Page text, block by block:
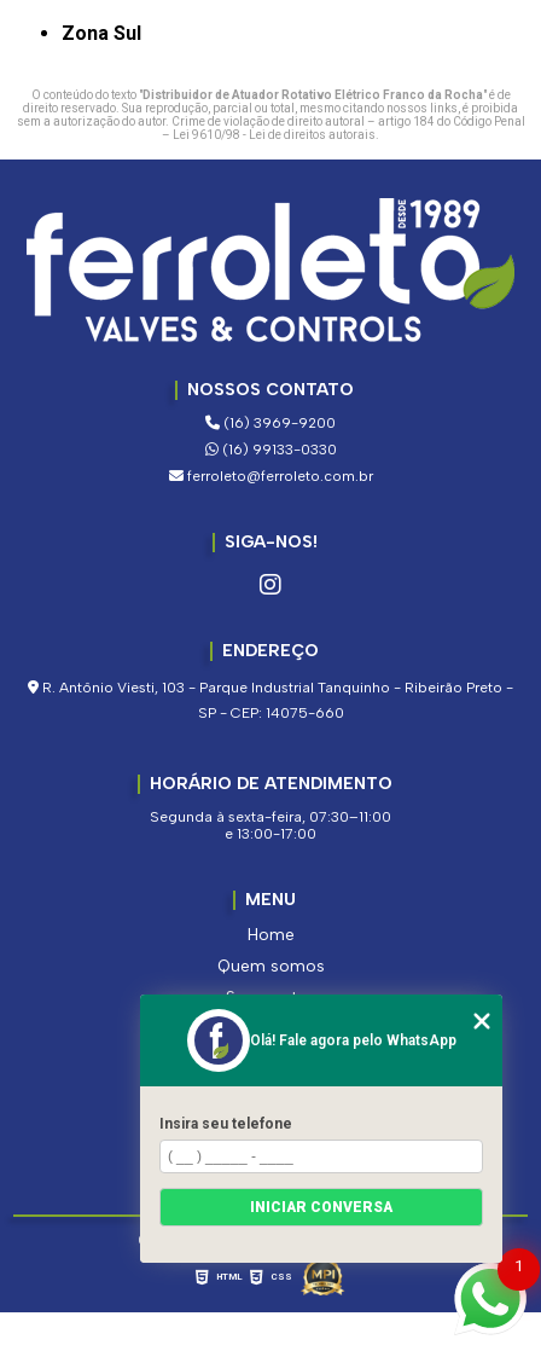
Zona Sul
O conteúdo do texto "Distribuidor de Atuador Rotativo Elétrico Franco da Rocha" é de
direito reservado. Sua reprodução, parcial ou total, mesmo citando nossos links, é proibida
sem a autorização do autor. Crime de violação de direito autoral – artigo 184 do Código Penal
–
Lei 9610/98 - Lei de direitos autorais
NOSSOS CONTATO
(16) 3969-9200
(16) 99133-0330
ferroleto@ferroleto.com.br
SIGA-NOS!
ENDEREÇO
R. Antônio Viesti, 103 - Parque Industrial Tanquinho - Ribeirão Preto -
SP - CEP: 14075-660
HORÁRIO DE ATENDIMENTO
Segunda à sexta-feira, 07:30–11:00
e 13:00-17:00
MENU
Home
Quem somos
Segmentos
Serviços
Produtos
Contato
Categorias
Mapa do site
Copyright © Ferroleto. (Lei 9610 de 19/02/1998)
HTML CSS
1
Olá! Fale agora pelo WhatsApp
Insira seu telefone
INICIAR CONVERSA